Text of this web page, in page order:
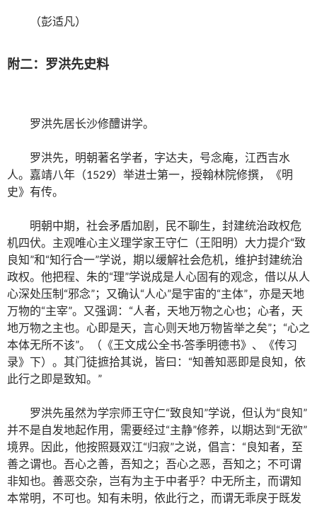
（彭适凡）
附二：罗洪先史料
罗洪先居长沙修醴讲学。
罗洪先，明朝著名学者，字达夫，号念庵，江西吉水
人。嘉靖八年（1529）举进士第一，授翰林院修撰，《明
史》有传。
明朝中期，社会矛盾加剧，民不聊生，封建统治政权危
机四伏。主观唯心主义理学家王守仁（王阳明）大力提介“致
良知”和“知行合一”学说，期以缓解社会危机，维护封建统治
政权。他把程、朱的“理”学说成是人心固有的观念，借以从人
心深处压制“邪念”；又确认“人心”是宇宙的“主体”，亦是天地
万物的“主宰”。又强调：“人者，天地万物之心也；心者，天
地万物之主也。心即是天，言心则天地万物皆举之矣”；“心之
本体无所不该”。（《王文成公全书·答季明德书》、《传习
录》下）。其门徒摭拾其说，皆曰：“知善知恶即是良知，依
此行之即是致知。”
罗洪先虽然为学宗师王守仁“致良知”学说，但认为“良知”
并不是自发地起作用，需要经过“主静”修养，以期达到“无欲”
境界。因此，他按照聂双江“归寂”之说，倡言：“良知者，至
善之谓也。吾心之善，吾知之；吾心之恶，吾知之；不可谓
非知也。善恶交杂，岂有为主于中者乎？中无所主，而谓知
本常明，不可也。知有未明，依此行之，而谓无乖戾于既发